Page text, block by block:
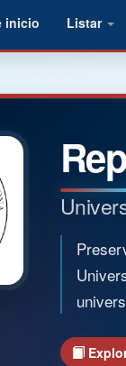
inicio Listar